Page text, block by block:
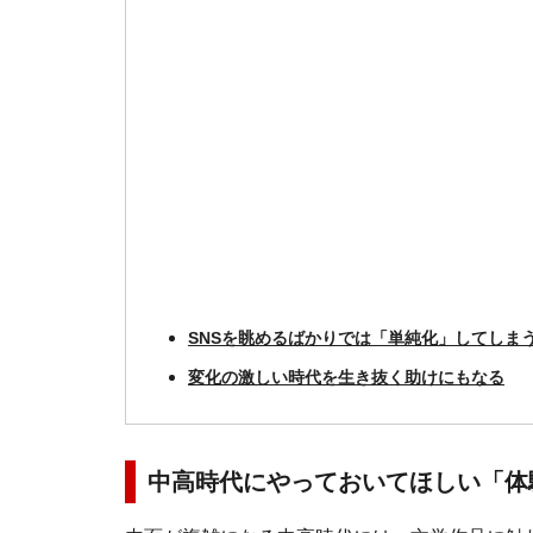
SNSを眺めるばかりでは「単純化」してしま
変化の激しい時代を生き抜く助けにもなる
中高時代にやっておいてほしい「